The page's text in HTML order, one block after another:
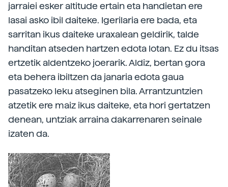
jarraiei esker altitude ertain eta handietan ere
lasai asko ibil daiteke. Igerilaria ere bada, eta
sarritan ikus daiteke uraxalean geldirik, talde
handitan atseden hartzen edota lotan. Ez du itsas
ertzetik aldentzeko joerarik. Aldiz, bertan gora
eta behera ibiltzen da janaria edota gaua
pasatzeko leku atseginen bila. Arrantzuntzien
atzetik ere maiz ikus daiteke, eta hori gertatzen
denean, untziak arraina dakarrenaren seinale
izaten da.